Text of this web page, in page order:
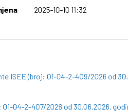
2025-10-10 11:32
ISEE (broj: 01-04-2-409/2026 od
04-2-407/2026 od 30.06.2026.